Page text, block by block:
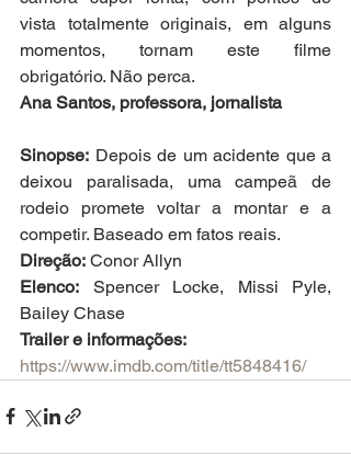
vista totalmente originais, em alguns
momentos, tornam este filme
obrigatório. Não perca.
Ana Santos, professora, jornalista
Sinopse: Depois de um acidente que a
deixou paralisada, uma campeã de
rodeio promete voltar a montar e a
competir. Baseado em fatos reais.
Direção: Conor Allyn
Elenco: Spencer Locke, Missi Pyle,
Bailey Chase
Trailer e informações:
https://www.imdb.com/title/tt5848416/